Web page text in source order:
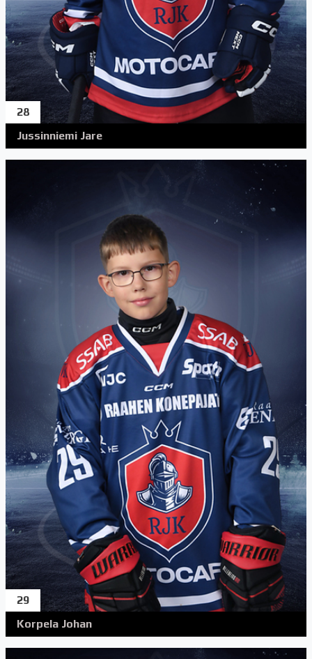
28
Jussinniemi Jare
29
Korpela Johan